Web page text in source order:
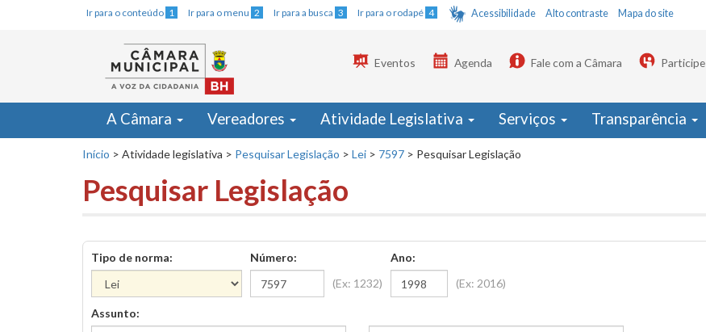
Ir para o conteúdo 1 Ir para o menu 2 Ir para a busca 3 Ir para o rodapé 4 Acessibilidade Alto contraste Mapa do site
Eventos Agenda Fale com a Câmara Participe
A Câmara Vereadores Atividade Legislativa Serviços Transparência
Início > Atividade legislativa > Pesquisar Legislação > Lei > 7597 > Pesquisar Legislação
Pesquisar Legislação
Tipo de norma:
Número:
(Ex: 1232)
Ano:
(Ex: 2016)
Assunto: